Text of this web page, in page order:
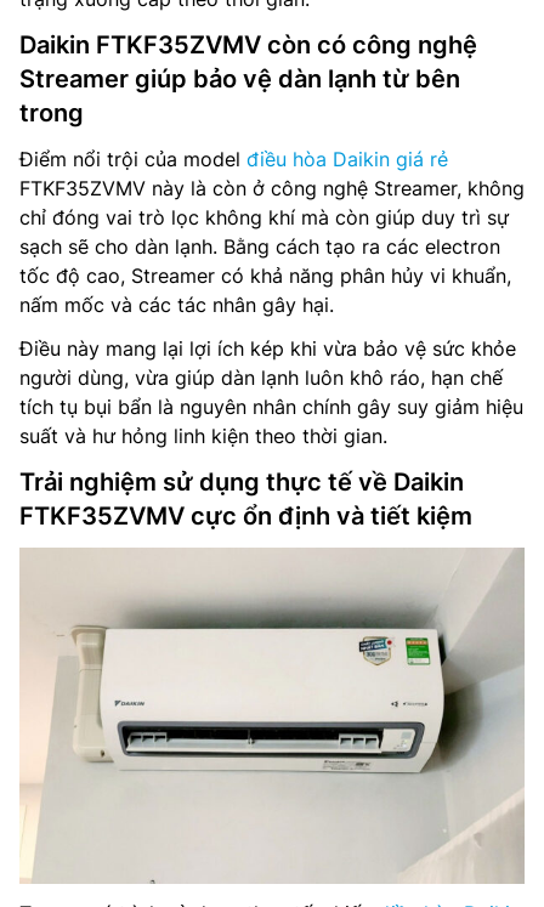
Daikin FTKF35ZVMV còn có công nghệ
Streamer giúp bảo vệ dàn lạnh từ bên
trong
Điểm nổi trội của model điều hòa Daikin giá rẻ
FTKF35ZVMV này là còn ở công nghệ Streamer, không
chỉ đóng vai trò lọc không khí mà còn giúp duy trì sự
sạch sẽ cho dàn lạnh. Bằng cách tạo ra các electron
tốc độ cao, Streamer có khả năng phân hủy vi khuẩn,
nấm mốc và các tác nhân gây hại.
Điều này mang lại lợi ích kép khi vừa bảo vệ sức khỏe
người dùng, vừa giúp dàn lạnh luôn khô ráo, hạn chế
tích tụ bụi bẩn là nguyên nhân chính gây suy giảm hiệu
suất và hư hỏng linh kiện theo thời gian.
Trải nghiệm sử dụng thực tế về Daikin
FTKF35ZVMV cực ổn định và tiết kiệm